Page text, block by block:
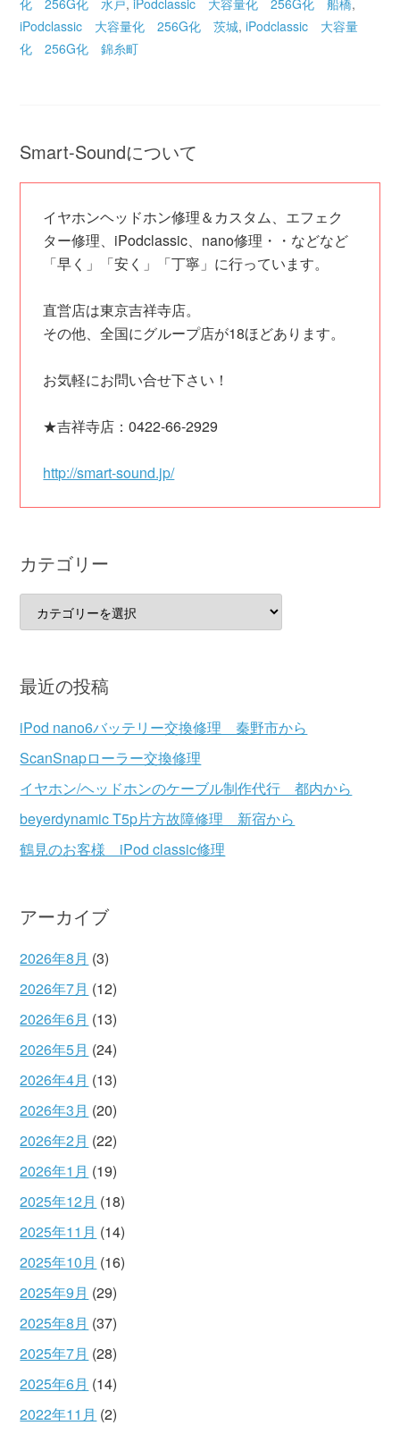
化 256G化 水戸,iPodclassic 大容量化 256G化 船橋,
iPodclassic 大容量化 256G化 茨城,iPodclassic 大容量
化 256G化 錦糸町
Smart-Soundについて
イヤホンヘッドホン修理＆カスタム、エフェク
ター修理、iPodclassic、nano修理・・などなど
「早く」「安く」「丁寧」に行っています。
直営店は東京吉祥寺店。
その他、全国にグループ店が18ほどあります。
お気軽にお問い合せ下さい！
★吉祥寺店：0422-66-2929
http://smart-sound.jp/
カテゴリー
テ
リ
ー
最近の投稿
iPod nano6バッテリー交換修理 秦野市から
ScanSnapローラー交換修理
イヤホン/ヘッドホンのケーブル制作代行 都内から
beyerdynamic T5p片方故障修理 新宿から
鶴見のお客様 iPod classic修理
アーカイブ
2026年8月 (3)
2026年7月 (12)
2026年6月 (13)
2026年5月 (24)
2026年4月 (13)
2026年3月 (20)
2026年2月 (22)
2026年1月 (19)
2025年12月 (18)
2025年11月 (14)
2025年10月 (16)
2025年9月 (29)
2025年8月 (37)
2025年7月 (28)
2025年6月 (14)
2022年11月 (2)